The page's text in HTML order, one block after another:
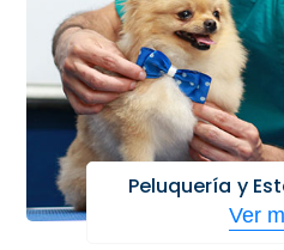
Peluquería y
Ver